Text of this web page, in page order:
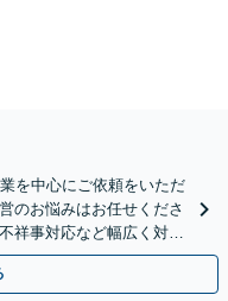
を中心にご依頼をいただ
のお悩みはお任せくださ
祥事対応など幅広く対応
10分】